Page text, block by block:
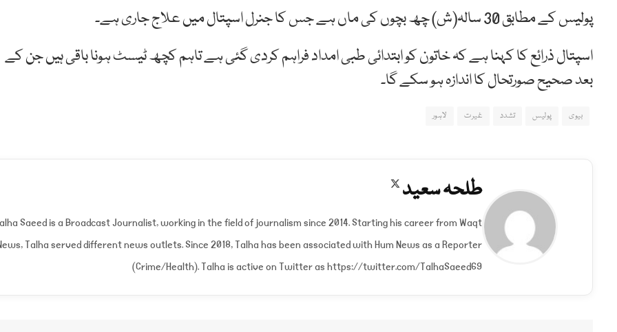
پولیس کے مطابق 30 سالہ(ش) چھ بچوں کی ماں ہے جس کا جنرل اسپتال میں علاج جاری ہے۔
اسپتال ذرائع کا کہنا ہے کہ خاتون کو ابتدائی طبی امداد فراہم کردی گئی ہے تاہم کچھ ٹیسٹ ہونا باقی ہیں جن کے
بعد صحیح صورتحال کا اندازہ ہو سکے گا۔
بیوی پولیس تشدد غیرت لاہور
طلحہ سعید
Saeed is a Broadcast Journalist, working in the field of journalism since 2014. Starting his career from Waqt
Talha served different news outlets. Since 2018, Talha has been associated with Hum News as a Reporter
(Crime/Health). Talha is active on Twitter as https://twitter.com/TalhaSaeed69